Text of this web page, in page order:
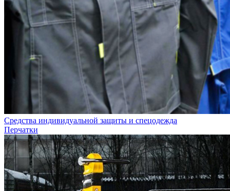
Средства индивидуальной защиты и спецодежда
Перчатки